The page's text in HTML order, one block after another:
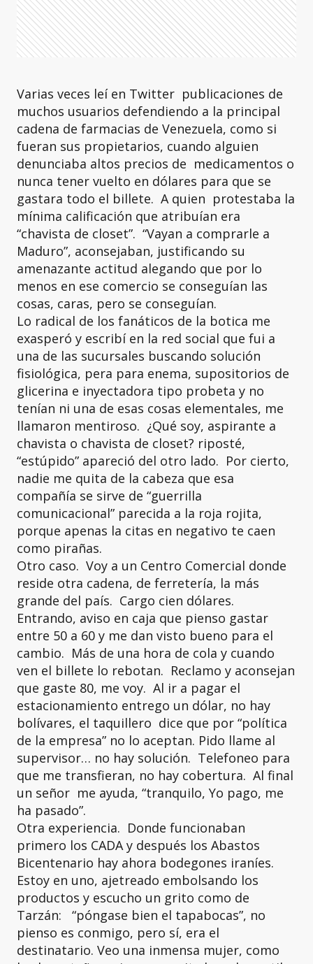
Varias veces leí en Twitter publicaciones de
muchos usuarios defendiendo a la principal
cadena de farmacias de Venezuela, como si
fueran sus propietarios, cuando alguien
denunciaba altos precios de medicamentos o
nunca tener vuelto en dólares para que se
gastara todo el billete. A quien protestaba la
mínima calificación que atribuían era
“chavista de closet”. “Vayan a comprarle a
Maduro”, aconsejaban, justificando su
amenazante actitud alegando que por lo
menos en ese comercio se conseguían las
cosas, caras, pero se conseguían.
Lo radical de los fanáticos de la botica me
exasperó y escribí en la red social que fui a
una de las sucursales buscando solución
fisiológica, pera para enema, supositorios de
glicerina e inyectadora tipo probeta y no
tenían ni una de esas cosas elementales, me
llamaron mentiroso. ¿Qué soy, aspirante a
chavista o chavista de closet? riposté,
“estúpido” apareció del otro lado. Por cierto,
nadie me quita de la cabeza que esa
compañía se sirve de “guerrilla
comunicacional” parecida a la roja rojita,
porque apenas la citas en negativo te caen
como pirañas.
Otro caso. Voy a un Centro Comercial donde
reside otra cadena, de ferretería, la más
grande del país. Cargo cien dólares.
Entrando, aviso en caja que pienso gastar
entre 50 a 60 y me dan visto bueno para el
cambio. Más de una hora de cola y cuando
ven el billete lo rebotan. Reclamo y aconsejan
que gaste 80, me voy. Al ir a pagar el
estacionamiento entrego un dólar, no hay
bolívares, el taquillero dice que por “política
de la empresa” no lo aceptan. Pido llame al
supervisor… no hay solución. Telefoneo para
que me transfieran, no hay cobertura. Al final
un señor me ayuda, “tranquilo, Yo pago, me
ha pasado”.
Otra experiencia. Donde funcionaban
primero los CADA y después los Abastos
Bicentenario hay ahora bodegones iraníes.
Estoy en uno, ajetreado embolsando los
productos y escucho un grito como de
Tarzán: “póngase bien el tapabocas”, no
pienso es conmigo, pero sí, era el
destinatario. Veo una inmensa mujer, como